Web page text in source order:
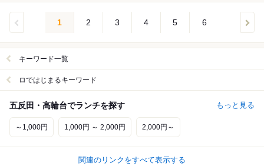
1 2 3 4 5 6
キーワード一覧
ロではじまるキーワード
五反田・高輪台でランチを探す もっと見る
～1,000円 1,000円 ～ 2,000円 2,000円～
関連のリンクをすべて表示する